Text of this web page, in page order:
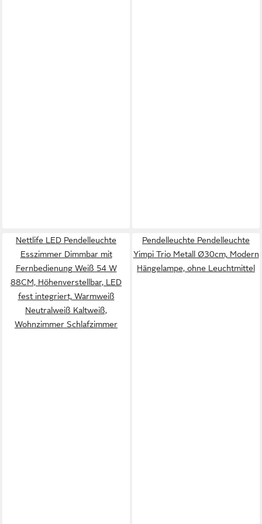
Nettlife LED Pendelleuchte
Esszimmer Dimmbar mit
Fernbedienung Weiß 54 W
88CM, Höhenverstellbar, LED
fest integriert, Warmweiß
Neutralweiß Kaltweiß,
Wohnzimmer Schlafzimmer
Pendelleuchte Pendelleuchte
Yimpi Trio Metall Ø30cm, Modern
Hängelampe, ohne Leuchtmittel